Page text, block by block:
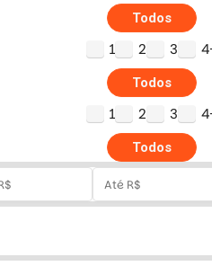
Todos
1 2 3
Todos
1 2 3
Todos